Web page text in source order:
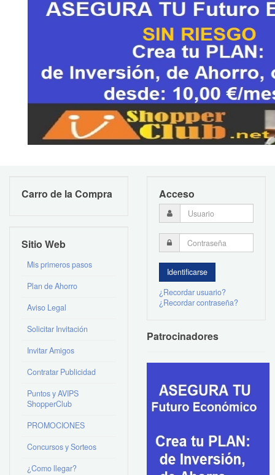
Carro de la Compra
Sitio Web
Mis primeros pasos
Plan de Ahorro
Aviso Legal
Solicitar Invitación
Invitar Amigos
Contratar Publicidad
Puntos y AVIPS
ShopperClub
PROMOCIONES
Concursos y Sorteos
¿Como llegar?
Acceso
¿Recordar usuario?
¿Recordar contraseña?
Patrocinadores